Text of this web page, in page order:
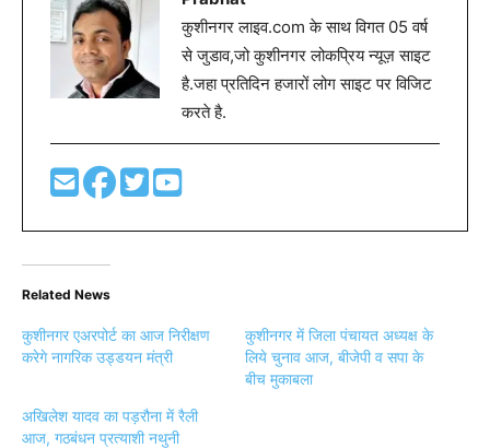
कुशीनगर लाइव.com के साथ विगत 05 वर्ष
से जुडाव,जो कुशीनगर लोकप्रिय न्यूज़ साइट
है.जहा प्रतिदिन हजारों लोग साइट पर विजिट
करते है.
Related News
कुशीनगर एअरपोर्ट का आज निरीक्षण
करेगे नागरिक उड्डयन मंत्री
कुशीनगर में जिला पंचायत अध्यक्ष के
लिये चुनाव आज, बीजेपी व सपा के
बीच मुकाबला
अखिलेश यादव का पड़रौना में रैली
आज, गठबंधन प्रत्याशी नथुनी